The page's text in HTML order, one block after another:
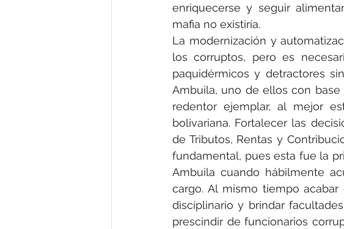
enriquecerse y seguir
mafia no existiría.
La modernización y
los corruptos, pero es
paquidérmicos y detractores
Ambuila, uno de ellos con
redentor ejemplar, al mejor
bolivariana. Fortalecer las
de Tributos, Rentas y
fundamental, pues esta fue la
Ambuila cuando hábilmente
cargo. Al mismo tiempo
disciplinario y brindar
prescindir de funcionarios